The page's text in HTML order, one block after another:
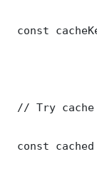
const
// Try
const